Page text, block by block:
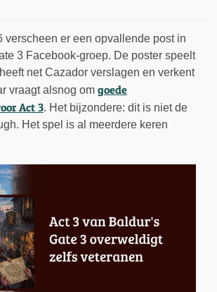
verscheen er een opvallende post in
3 Facebook-groep. De poster speelt
net Cazador verslagen en verkent
vraagt alsnog om goede
Act 3. Het bijzondere: dit is niet de
Het spel is al meerdere keren